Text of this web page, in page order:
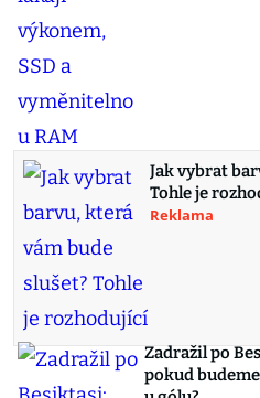
Jak vybrat
Tohle je
Reklama
Zadražil po
pokud